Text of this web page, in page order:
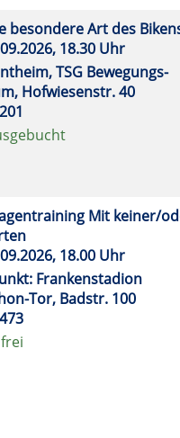
besondere Art des
18.30 Uhr
TSG Bewegungs-
Hofwiesenstr. 40
Mit keiner/
18.00 Uhr
Frankenstadion
Tor, Badstr. 100